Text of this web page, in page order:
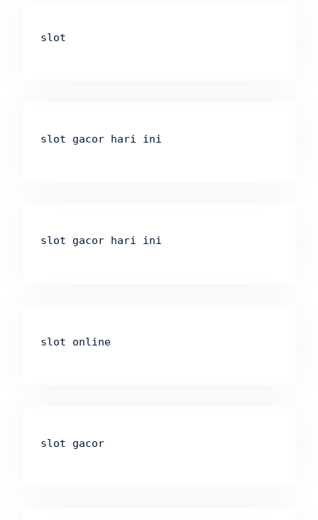
slot
slot gacor hari ini
slot gacor hari ini
slot online
slot gacor